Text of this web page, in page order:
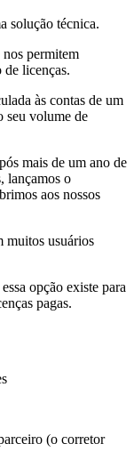
solução técnica.
permitem
de licenças.
às contas de um
seu volume de
mais de um ano de
lançamos o
aos nossos
muitos usuários
opção existe para
pagas.
(o corretor